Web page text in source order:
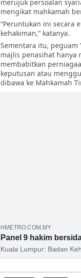
merujuk persoalan
mengikat mahkamah
“Peruntukan ini secara
kehakiman,” katanya.
Sementara itu, peguam
majlis penasihat hanya
membabitkan
keputusan atau
dibawa ke Mahkamah
HMETRO.COM.MY
Panel 9 hakim
Kuala Lumpur: Badan
apabila buat pertama